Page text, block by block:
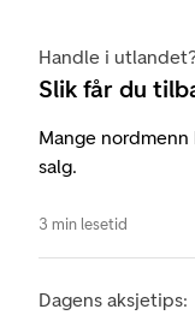
Handle i
Slik får du
Mange
salg.
3 min lesetid
Dagens aksjetips: